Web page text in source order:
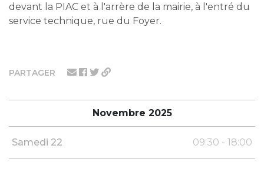
PARTAGER
Novembre 2025
Samedi 22 09:30 - 18:00
devant la PIAC et à l'arrère de la mairie, à l'entré du
service technique, rue du Foyer.